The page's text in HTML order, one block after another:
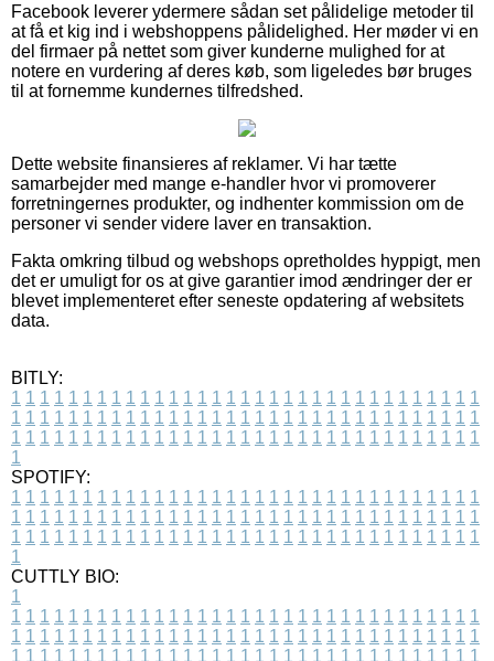
Facebook leverer ydermere sådan set pålidelige metoder til
at få et kig ind i webshoppens pålidelighed. Her møder vi en
del firmaer på nettet som giver kunderne mulighed for at
notere en vurdering af deres køb, som ligeledes bør bruges
til at fornemme kundernes tilfredshed.
Dette website finansieres af reklamer. Vi har tætte
samarbejder med mange e-handler hvor vi promoverer
forretningernes produkter, og indhenter kommission om de
personer vi sender videre laver en transaktion.
Fakta omkring tilbud og webshops opretholdes hyppigt, men
det er umuligt for os at give garantier imod ændringer der er
blevet implementeret efter seneste opdatering af websitets
data.
BITLY:
1 1 1 1 1 1 1 1 1 1 1 1 1 1 1 1 1 1 1 1 1 1 1 1 1 1 1 1 1 1 1 1 1
1 1 1 1 1 1 1 1 1 1 1 1 1 1 1 1 1 1 1 1 1 1 1 1 1 1 1 1 1 1 1 1 1
1 1 1 1 1 1 1 1 1 1 1 1 1 1 1 1 1 1 1 1 1 1 1 1 1 1 1 1 1 1 1 1 1
1
SPOTIFY:
1 1 1 1 1 1 1 1 1 1 1 1 1 1 1 1 1 1 1 1 1 1 1 1 1 1 1 1 1 1 1 1 1
1 1 1 1 1 1 1 1 1 1 1 1 1 1 1 1 1 1 1 1 1 1 1 1 1 1 1 1 1 1 1 1 1
1 1 1 1 1 1 1 1 1 1 1 1 1 1 1 1 1 1 1 1 1 1 1 1 1 1 1 1 1 1 1 1 1
1
CUTTLY BIO:
1
1 1 1 1 1 1 1 1 1 1 1 1 1 1 1 1 1 1 1 1 1 1 1 1 1 1 1 1 1 1 1 1 1
1 1 1 1 1 1 1 1 1 1 1 1 1 1 1 1 1 1 1 1 1 1 1 1 1 1 1 1 1 1 1 1 1
1 1 1 1 1 1 1 1 1 1 1 1 1 1 1 1 1 1 1 1 1 1 1 1 1 1 1 1 1 1 1 1 1